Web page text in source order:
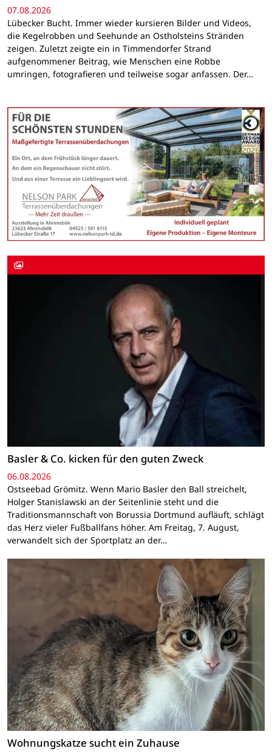
07.08.2026
Lübecker Bucht. Immer wieder kursieren Bilder und Videos,
die Kegelrobben und Seehunde an Ostholsteins Stränden
zeigen. Zuletzt zeigte ein in Timmendorfer Strand
aufgenommener Beitrag, wie Menschen eine Robbe
umringen, fotografieren und teilweise sogar anfassen. Der…
Basler & Co. kicken für den guten Zweck
06.08.2026
Ostseebad Grömitz. Wenn Mario Basler den Ball streichelt,
Holger Stanislawski an der Seitenlinie steht und die
Traditionsmannschaft von Borussia Dortmund aufläuft, schlägt
das Herz vieler Fußballfans höher. Am Freitag, 7. August,
verwandelt sich der Sportplatz an der…
Wohnungskatze sucht ein Zuhause